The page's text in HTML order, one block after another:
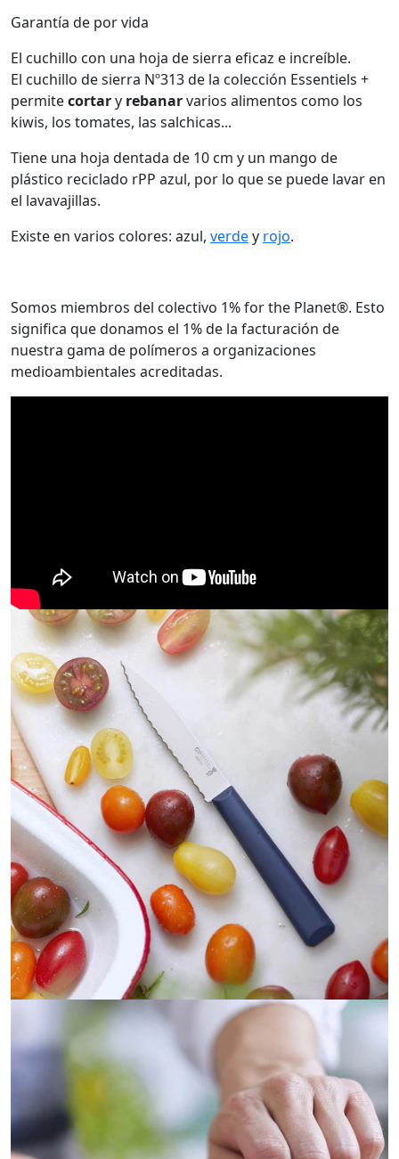
Garantía de por vida
El cuchillo con una hoja de sierra eficaz e increíble.
El cuchillo de sierra Nº313 de la colección Essentiels +
permitecortary rebanarvarios alimentos como los
kiwis, los tomates, las salchicas...
Tiene una hoja dentada de 10 cm y un mango de
plástico reciclado rPP azul, por lo que se puede lavar en
el lavavajillas.
Existe en varios colores: azul, verdey rojo.
Somos miembros del colectivo 1% for the Planet®. Esto
significa que donamos el 1% de la facturación de
nuestra gama de polímeros a organizaciones
medioambientales acreditadas.